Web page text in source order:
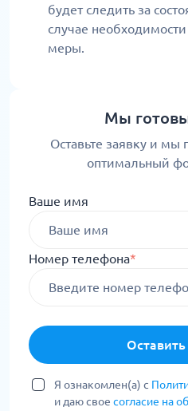
будет следить за
случае
меры.
Мы
Оставьте заявку и
оптимальный
Ваше имя
Номер телефона*
Оставить
Я ознакомлен(а) с
и даю свое согласие на